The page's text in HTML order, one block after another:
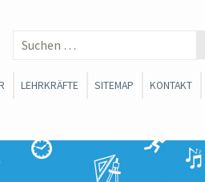
LEHRKRÄFTE
FACHSCHAFTEN
FORTBILDUNGSMATERIALIEN
SITEMAP KONTAKT